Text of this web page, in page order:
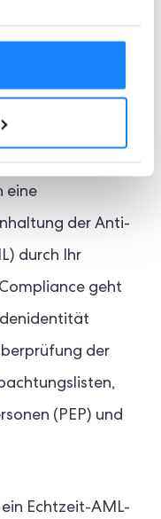
KYC-
eine
der Anti-
durch Ihr
geht
der
(PEP) und
Echtzeit-AML-